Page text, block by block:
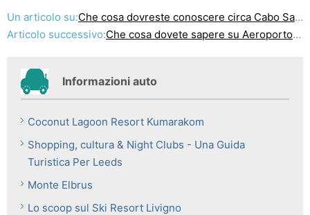
Un articolo su:Che cosa dovreste conoscere circa Cabo San Lucas Hotel
Articolo successivo:Che cosa dovete sapere su Aeroporto Chauffeur Perth & Chauffeur Corporate Perth
Informazioni auto
Coconut Lagoon Resort Kumarakom
Shopping, cultura & Night Clubs - Una Guida
Turistica Per Leeds
Monte Elbrus
Lo scoop sul Ski Resort Livigno